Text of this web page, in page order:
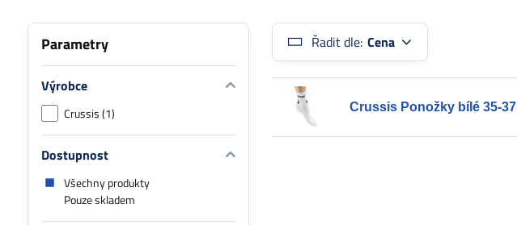
Řadit dle: Cena
Crussis Ponožky bílé 35-37
Parametry
Výrobce
Crussis (1)
Dostupnost
Všechny produkty
Pouze skladem